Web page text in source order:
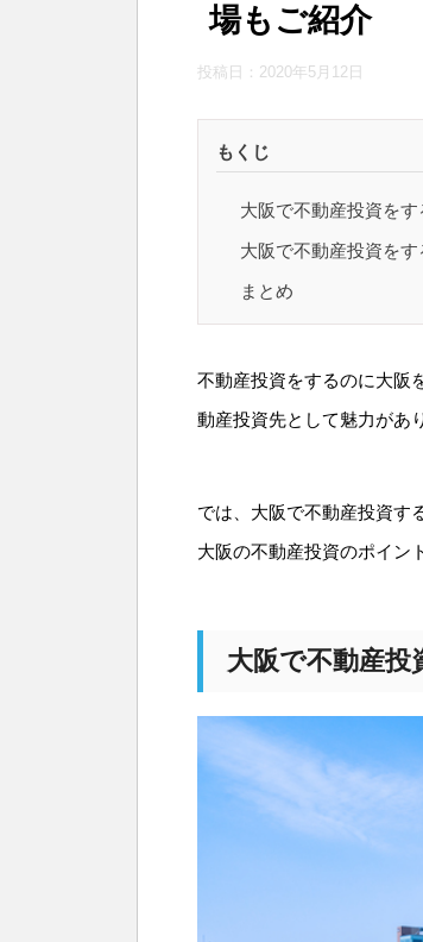
場もご紹介
投稿日： 2020年5月12日
もくじ
大阪で不動産投資をす
大阪で不動産投資を
まとめ
不動産投資をするのに大阪
動産投資先として魅力があ
では、大阪で不動産投資す
大阪の不動産投資のポイン
大阪で不動産投